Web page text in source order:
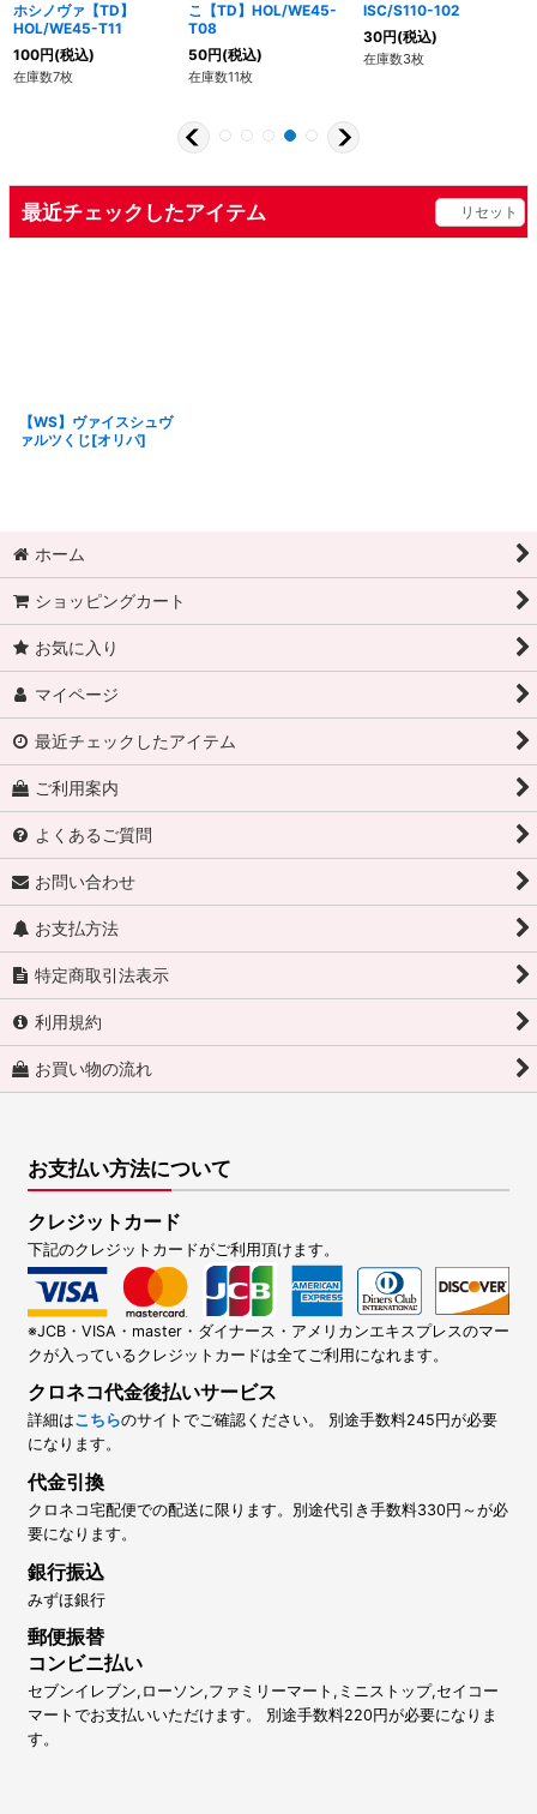
ホシノヴァ【TD】
HOL/WE45-T11
100円(税込)
在庫数7枚
こ【TD】HOL/WE45-
T08
50円(税込)
在庫数11枚
ISC/S110-102
30円(税込)
在庫数3枚
最近チェックしたアイテム リセット
【WS】ヴァイスシュヴ
ァルツくじ[オリパ]
ホーム
ショッピングカート
お気に入り
マイページ
最近チェックしたアイテム
ご利用案内
よくあるご質問
お問い合わせ
お支払方法
特定商取引法表示
利用規約
お買い物の流れ
お支払い方法について
クレジットカード
下記のクレジットカードがご利用頂けます。
※JCB・VISA・master・ダイナース・アメリカンエキスプレスのマー
クが入っているクレジットカードは全てご利用になれます。
クロネコ代金後払いサービス
詳細はこちらのサイトでご確認ください。 別途手数料245円が必要
になります。
代金引換
クロネコ宅配便での配送に限ります。別途代引き手数料330円～が必
要になります。
銀行振込
みずほ銀行
郵便振替
コンビニ払い
セブンイレブン,ローソン,ファミリーマート,ミニストップ,セイコー
マートでお支払いいただけます。 別途手数料220円が必要になりま
す。